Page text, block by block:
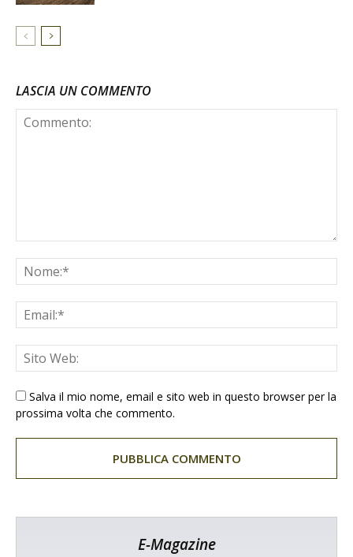
LASCIA UN COMMENTO
Salva il mio nome, email e sito web in questo browser per la
prossima volta che commento.
E-Magazine